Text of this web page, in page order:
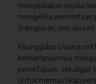
menyediakan modul
mengelola permintaan
transparan, dan akurat.
Keunggulan utama
kemampuannya
persetujuan, sekaligus
untuk memastikan